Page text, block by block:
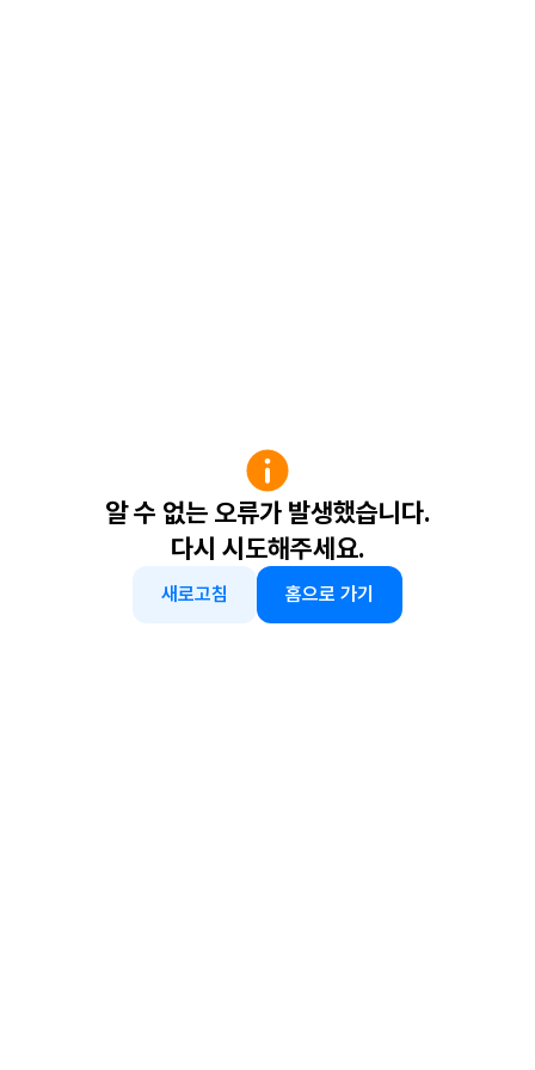
알 수 없는 오류가 발생했습니다.
다시 시도해주세요.
새로고침 홈으로 가기